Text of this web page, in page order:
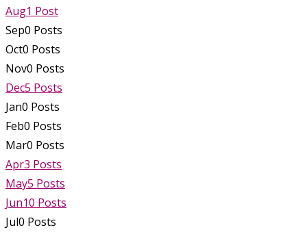
Aug1 Post
Sep0 Posts
Oct0 Posts
Nov0 Posts
Dec5 Posts
Jan0 Posts
Feb0 Posts
Mar0 Posts
Apr3 Posts
May5 Posts
Jun10 Posts
Jul0 Posts